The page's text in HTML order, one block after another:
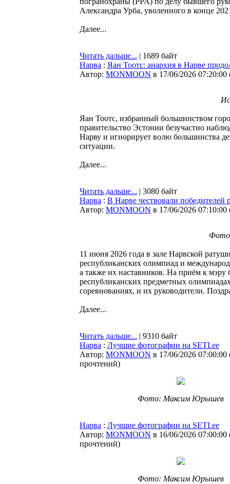
Александра Урба, уволенного в конце
Далее...
Читать дальше... | 1689 байт
Нарва : Яан Тоотс: анархия в Нарве
Автор: MONMOON в 17/06/2026 07:20:00
Яан Тоотс, избранный большинством
правительство Эстонии безучастно
Нарву и игнорирует волю большинства
ситуации.
Далее...
Читать дальше... | 3080 байт
Нарва : В Нарве чествовали
Автор: MONMOON в 17/06/2026 07:10:00
11 июня 2026 года в зале Нарвской
республиканских олимпиад и
а также их наставников. На приём к
республиканских предметных
соревнованиях, и их руководители.
Далее...
Читать дальше... | 9310 байт
Нарва : Лучшие фотографии на SETI.ee
Автор: MONMOON в 17/06/2026 07:00:00
прочтений)
Фото: Максим Юрышев
Нарва : Лучшие фотографии на SETI.ee
Автор: MONMOON в 16/06/2026 07:00:00
прочтений)
Фото: Максим Юрышев